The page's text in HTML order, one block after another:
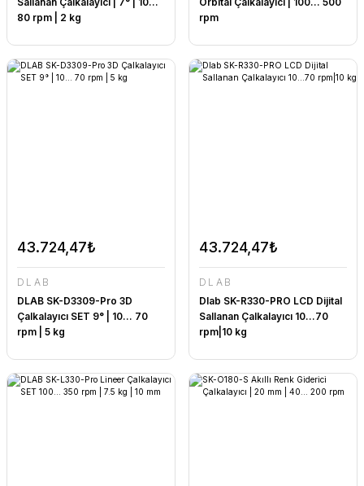
80 rpm | 2 kg
rpm
43.724,47₺
DLAB
DLAB SK-D3309-Pro 3D
Çalkalayıcı SET 9° | 10... 70
rpm | 5 kg
43.724,47₺
DLAB
Dlab SK-R330-PRO LCD Dijital
Sallanan Çalkalayıcı 10…70
rpm|10 kg